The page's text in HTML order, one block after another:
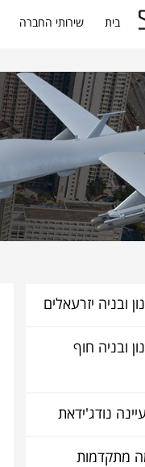
בית שירותי החברה
ובניה יזרעאלים
ובניה חוף
נודג'ידאת
מתקדמות